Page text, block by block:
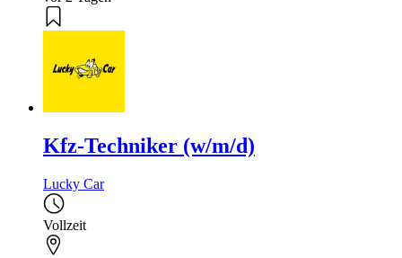
Kfz-Techniker (w/m/d)
Lucky Car
Vollzeit